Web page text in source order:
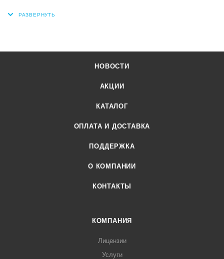
НОВОСТИ
АКЦИИ
КАТАЛОГ
ОПЛАТА И ДОСТАВКА
ПОДДЕРЖКА
О КОМПАНИИ
КОНТАКТЫ
КОМПАНИЯ
Лицензии
Услуги